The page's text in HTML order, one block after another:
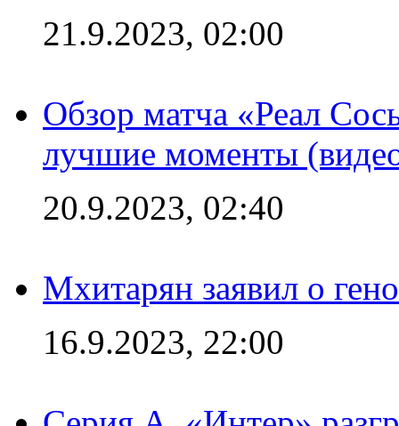
21.9.2023, 02:00
Обзор матча «Реал
лучшие моменты
20.9.2023, 02:40
Мхитарян заявил о
16.9.2023, 22:00